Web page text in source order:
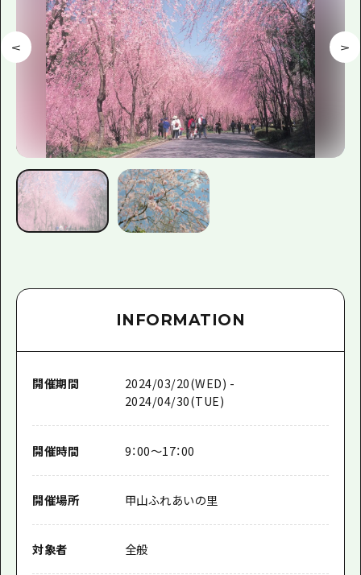
INFORMATION
開催期間
2024/03/20(WED) -
2024/04/30(TUE)
開催時間 9：00～17：00
開催場所 甲山ふれあいの里
対象者 全般